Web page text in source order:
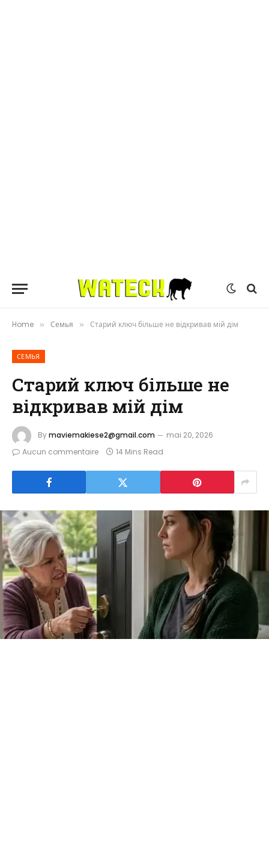
Home » Семья » Старий ключ більше не відкривав мій дім
СЕМЬЯ
Старий ключ більше не
відкривав мій дім
Bymaviemakiese2@gmail.com
mai 20, 2026
Aucun commentaire
14 Mins Read